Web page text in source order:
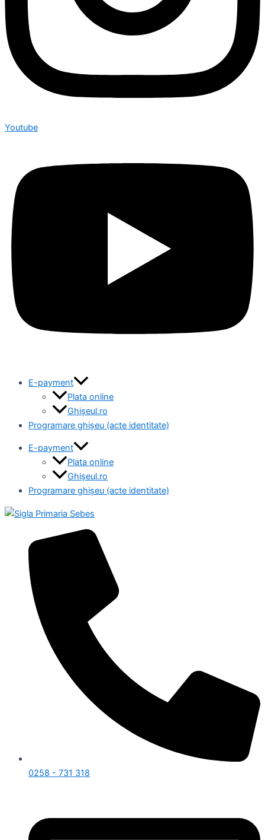
Youtube
E-payment
Plata online
Ghișeul.ro
Programare ghișeu (acte identitate)
E-payment
Plata online
Ghișeul.ro
Programare ghișeu (acte identitate)
0258 - 731 318